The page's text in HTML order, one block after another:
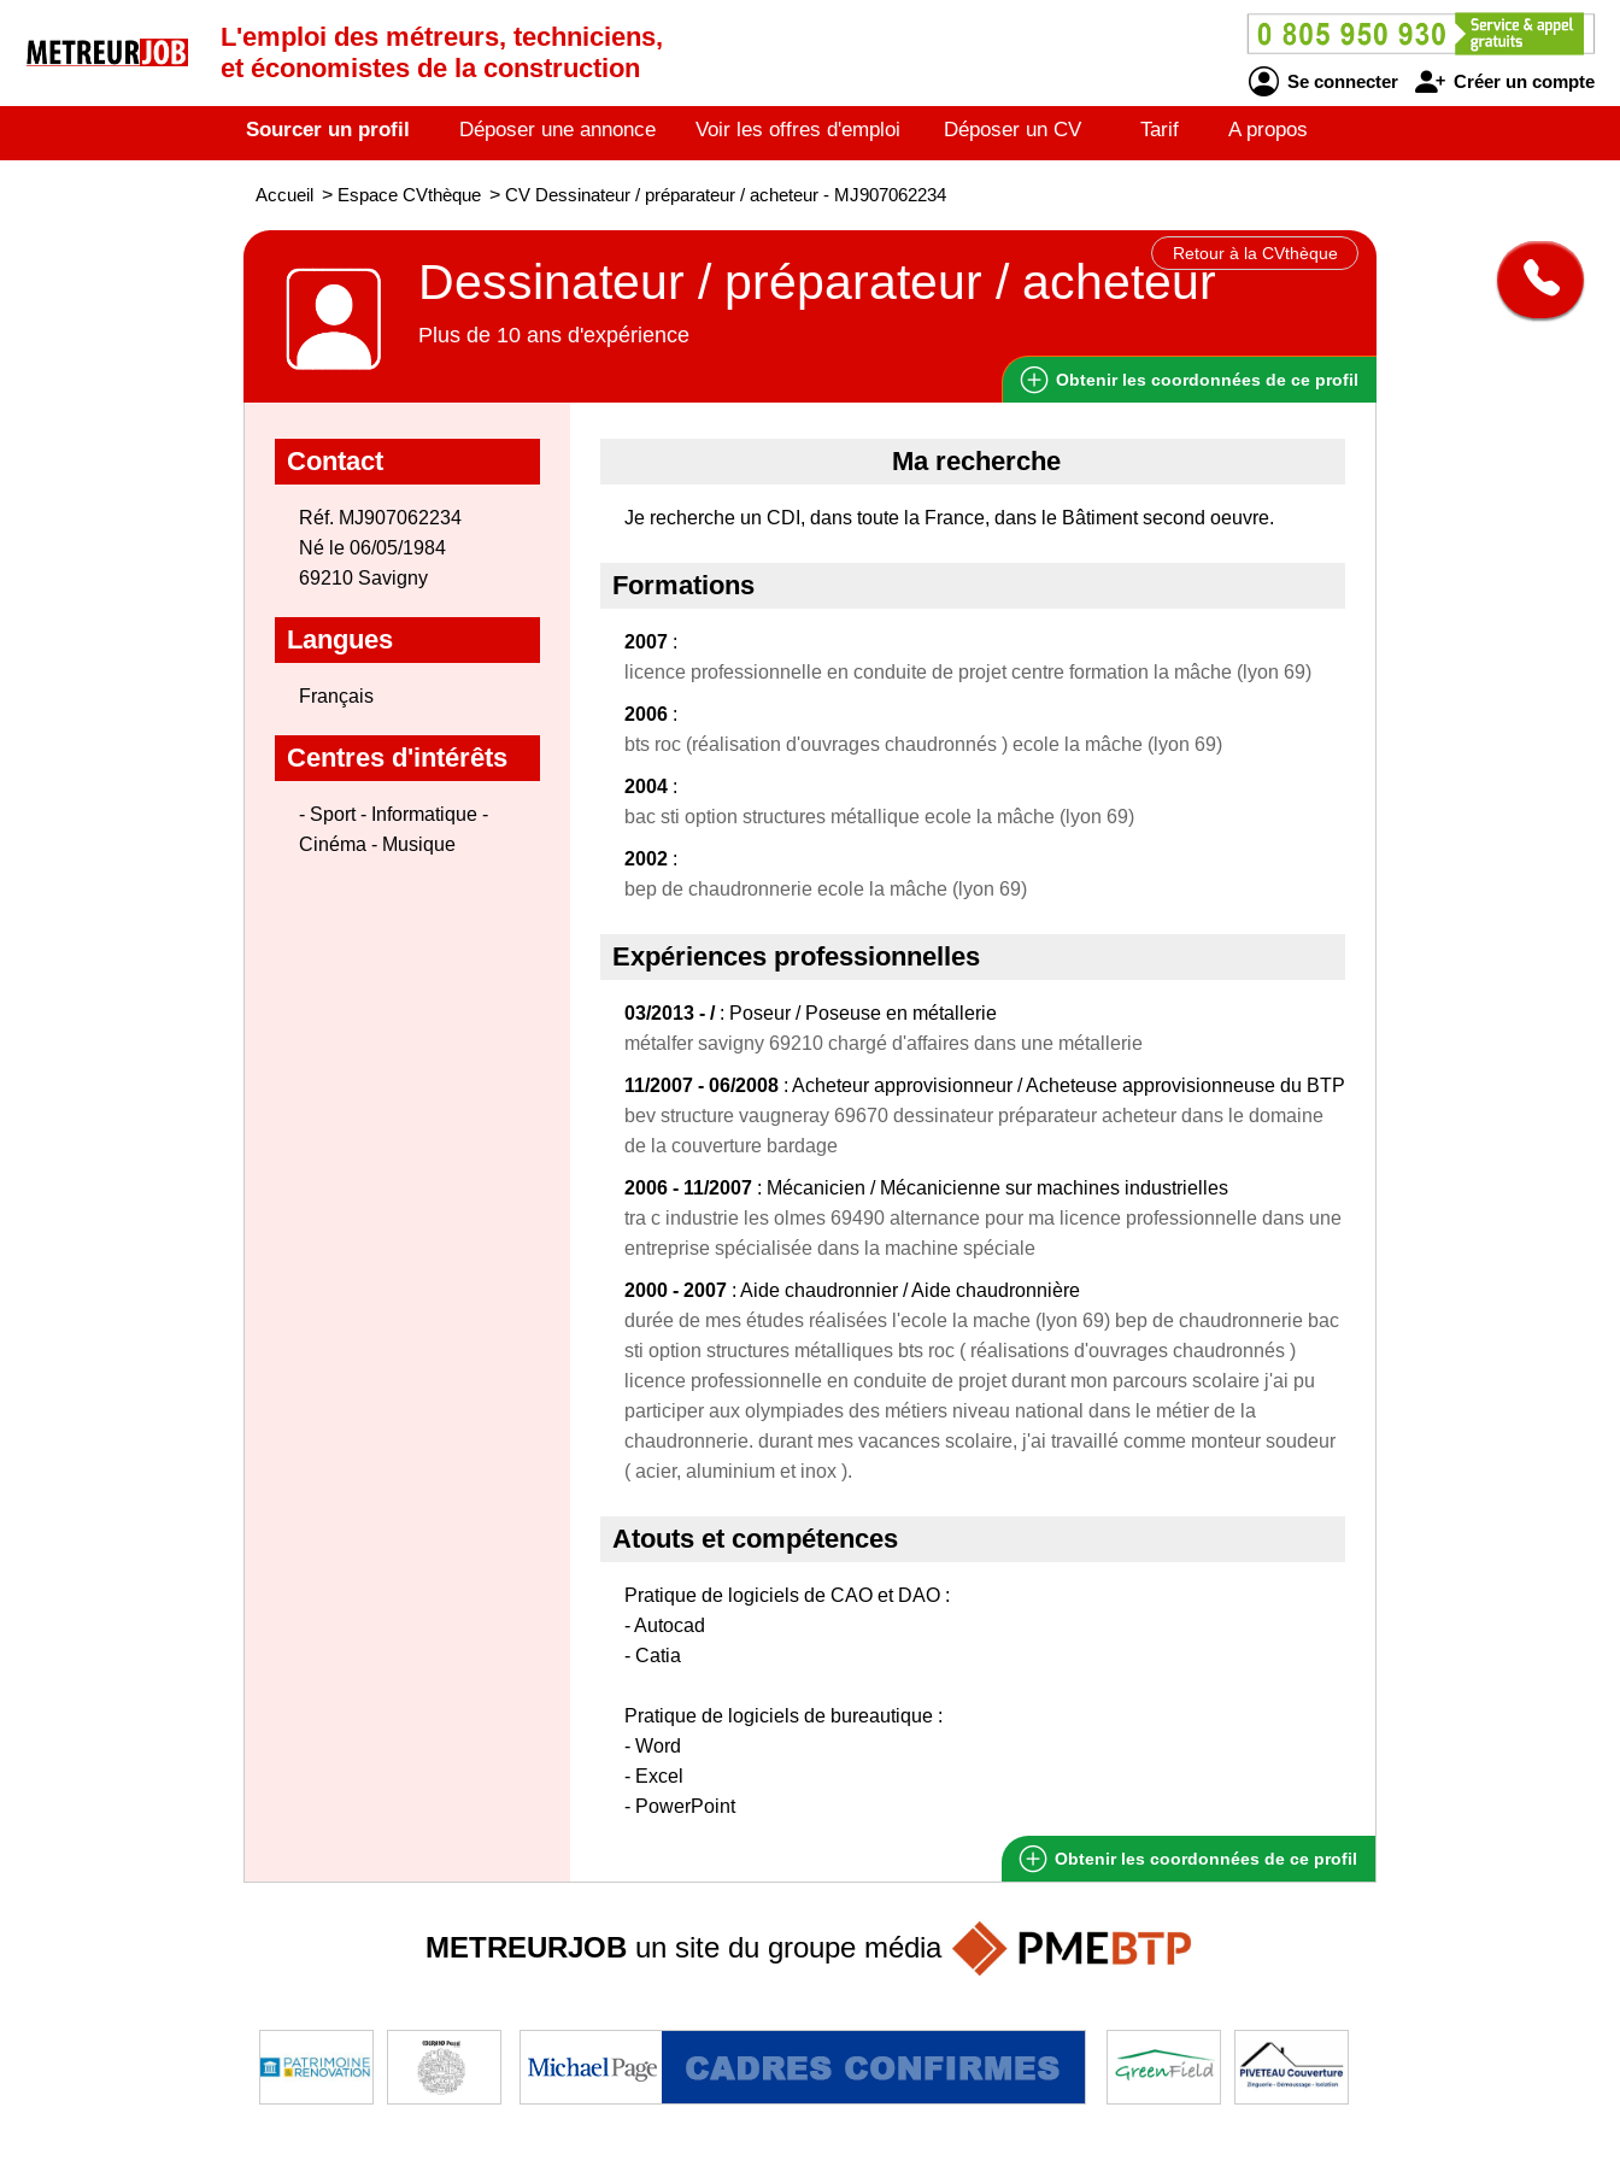
L'emploi des métreurs, techniciens,
et économistes de la construction
Se connecter Créer un compte
Sourcer un profil Déposer une annonce Voir les offres d'emploi Déposer un CV Tarif A propos
Accueil > Espace CVthèque > CV Dessinateur / préparateur / acheteur - MJ907062234
Retour à la CVthèque
Dessinateur / préparateur / acheteur
Plus de 10 ans d'expérience
Obtenir les coordonnées de ce profil
Contact
Réf. MJ907062234
Né le 06/05/1984
69210 Savigny
Langues
Français
Centres d'intérêts
- Sport - Informatique -
Cinéma - Musique
Ma recherche
Je recherche un CDI, dans toute la France, dans le Bâtiment second oeuvre.
Formations
2007 :
licence professionnelle en conduite de projet centre formation la mâche (lyon 69)
2006 :
bts roc (réalisation d'ouvrages chaudronnés ) ecole la mâche (lyon 69)
2004 :
bac sti option structures métallique ecole la mâche (lyon 69)
2002 :
bep de chaudronnerie ecole la mâche (lyon 69)
Expériences professionnelles
03/2013 - /: Poseur / Poseuse en métallerie
métalfer savigny 69210 chargé d'affaires dans une métallerie
11/2007 - 06/2008 : Acheteur approvisionneur / Acheteuse approvisionneuse du BTP
bev structure vaugneray 69670 dessinateur préparateur acheteur dans le domaine
de la couverture bardage
2006 - 11/2007 : Mécanicien / Mécanicienne sur machines industrielles
tra c industrie les olmes 69490 alternance pour ma licence professionnelle dans une
entreprise spécialisée dans la machine spéciale
2000 - 2007 : Aide chaudronnier / Aide chaudronnière
durée de mes études réalisées l'ecole la mache (lyon 69) bep de chaudronnerie bac
sti option structures métalliques bts roc ( réalisations d'ouvrages chaudronnés )
licence professionnelle en conduite de projet durant mon parcours scolaire j'ai pu
participer aux olympiades des métiers niveau national dans le métier de la
chaudronnerie. durant mes vacances scolaire, j'ai travaillé comme monteur soudeur
( acier, aluminium et inox ).
Atouts et compétences
Pratique de logiciels de CAO et DAO :
- Autocad
- Catia
Pratique de logiciels de bureautique :
- Word
- Excel
- PowerPoint
Obtenir les coordonnées de ce profil
METREURJOB un site du groupe média